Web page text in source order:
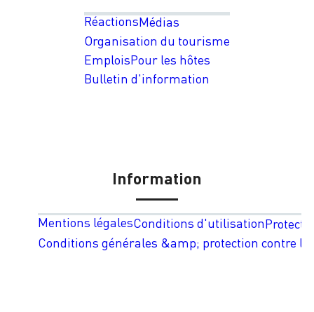
RéactionsMédias
Organisation du tourisme
EmploisPour les hôtes
Bulletin d'information
Information
Mentions légalesConditions d'utilisation
Conditions générales &amp; protection contre